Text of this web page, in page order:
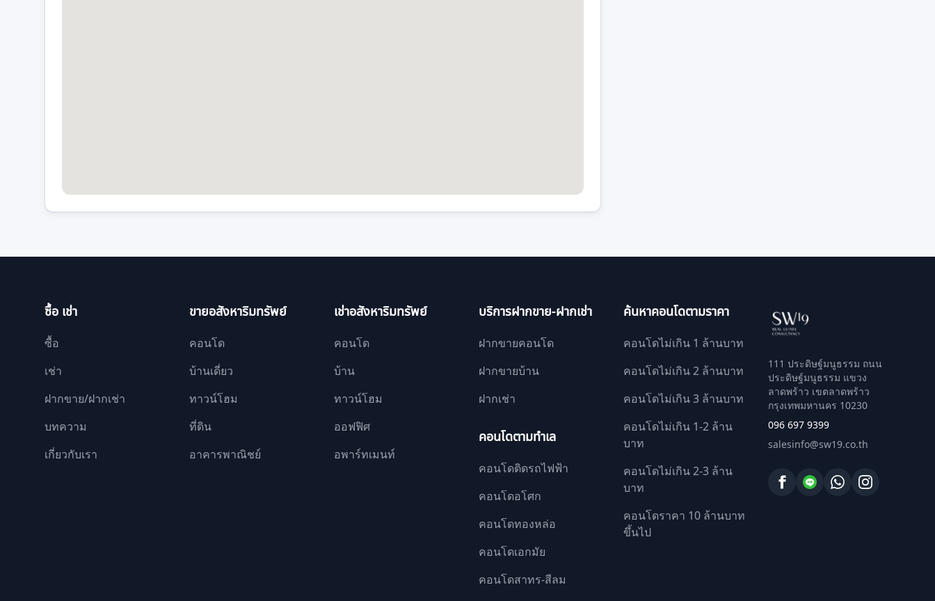
ซื้อ เช่า
ซื้อ
เช่า
ฝากขาย/ฝากเช่า
บทความ
เกี่ยวกับเรา
ขายอสังหาริมทรัพย์
คอนโด
บ้านเดี่ยว
ทาวน์โฮม
ที่ดิน
อาคารพาณิชย์
เช่าอสังหาริมทรัพย์
คอนโด
บ้าน
ทาวน์โฮม
ออฟฟิศ
อพาร์ทเมนท์
บริการฝากขาย-ฝากเช่า
ฝากขายคอนโด
ฝากขายบ้าน
ฝากเช่า
คอนโดตามทำเล
คอนโดติดรถไฟฟ้า
คอนโดอโศก
คอนโดทองหล่อ
คอนโดเอกมัย
คอนโดสาทร-สีลม
ค้นหาคอนโดตามราคา
คอนโดไม่เกิน 1 ล้านบาท
คอนโดไม่เกิน 2 ล้านบาท
คอนโดไม่เกิน 3 ล้านบาท
คอนโดไม่เกิน 1-2 ล้าน
บาท
คอนโดไม่เกิน 2-3 ล้าน
บาท
คอนโดราคา 10 ล้านบาท
ขึ้นไป
111 ประดิษฐ์มนูธรรม ถนน
ประดิษฐ์มนูธรรม แขวง
ลาดพร้าว เขตลาดพร้าว
กรุงเทพมหานคร 10230
096 697 9399
salesinfo@sw19.co.th